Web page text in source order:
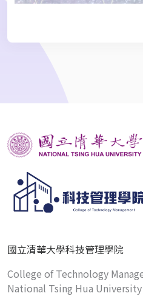
國立清華大學科技管理學院
College of Technology
National Tsing Hua University